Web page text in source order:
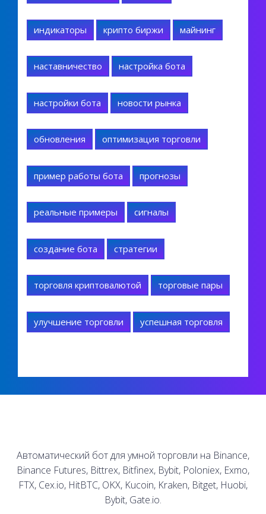
индикаторы крипто биржи майнинг
наставничество настройка бота
настройки бота новости рынка
обновления оптимизация торговли
пример работы бота прогнозы
реальные примеры сигналы
создание бота стратегии
торговля криптовалютой торговые пары
улучшение торговли успешная торговля
Автоматический бот для умной торговли на Binance,
Binance Futures, Bittrex, Bitfinex, Bybit, Poloniex, Exmo,
FTX, Cex.io, HitBTC, OKX, Kucoin, Kraken, Bitget, Huobi,
Bybit, Gate.io.